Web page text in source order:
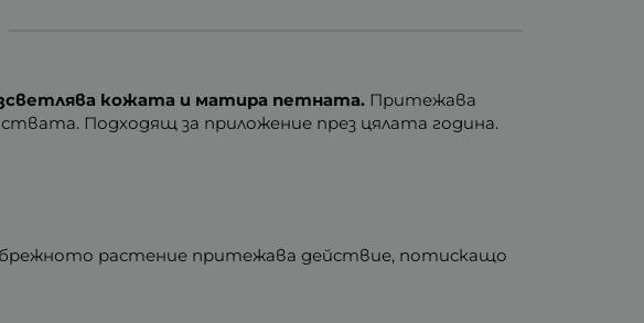
кожата и матира петната. Притежава
Подходящ за приложение през цялата година.
растение притежава действие, потискащо